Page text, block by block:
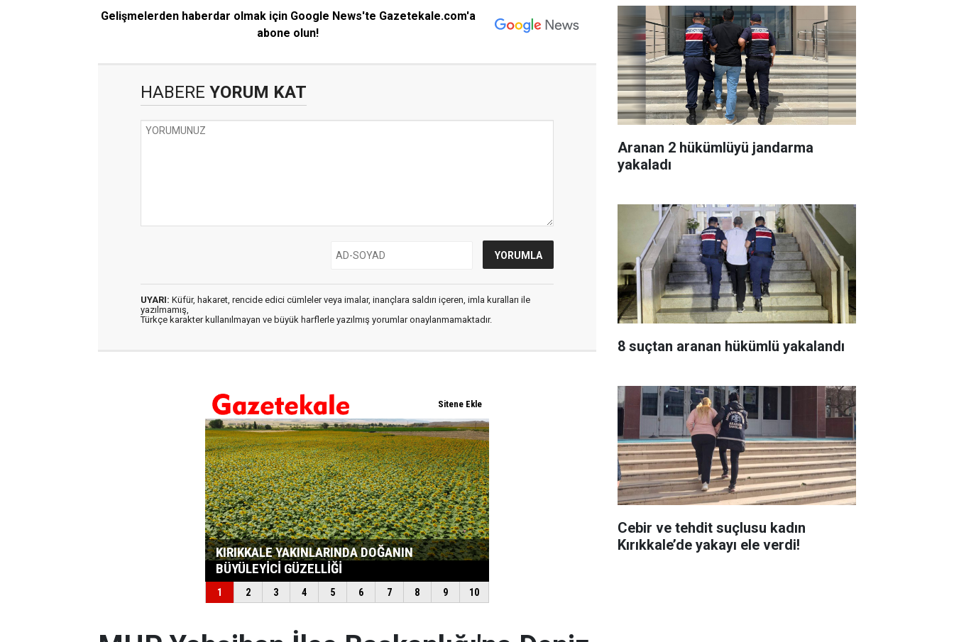
Gelişmelerden haberdar olmak için Google News'te Gazetekale.com'a
abone olun!
HABERE YORUM KAT
UYARI: Küfür, hakaret, rencide edici cümleler veya imalar, inançlara saldırı içeren, imla kuralları ile
yazılmamış,
Türkçe karakter kullanılmayan ve büyük harflerle yazılmış yorumlar onaylanmamaktadır.
Aranan 2 hükümlüyü jandarma
yakaladı
8 suçtan aranan hükümlü yakalandı
Cebir ve tehdit suçlusu kadın
Kırıkkale’de yakayı ele verdi!